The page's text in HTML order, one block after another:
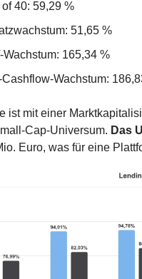
40: 59,29 %
51,65 %
Wachstum: 165,34 %
Wachstum:
ist mit einer
Cap-Universum. Das
Euro, was für eine